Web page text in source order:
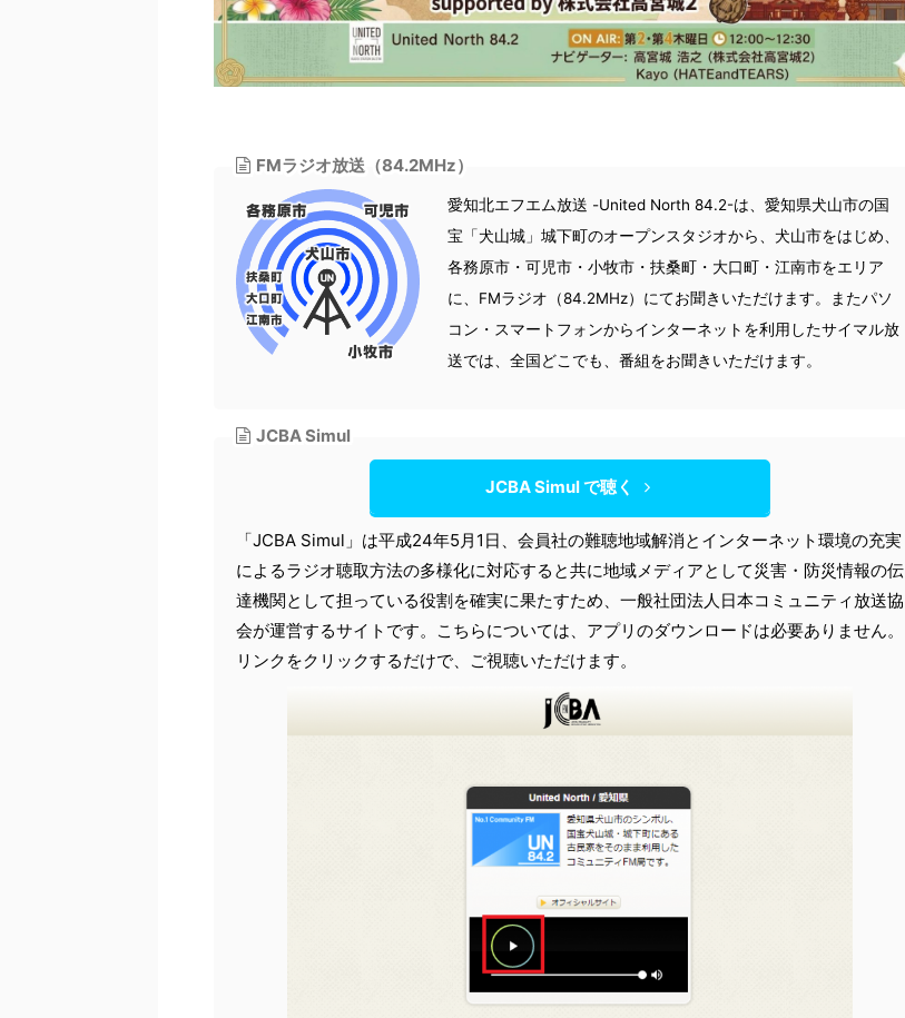
FMラジオ放送（84.2MHz）
愛知北エフエム放送 -United North 84.2-は、愛知県犬山市の国
宝「犬山城」城下町のオープンスタジオから、犬山市をはじめ、
各務原市・可児市・小牧市・扶桑町・大口町・江南市をエリア
に、FMラジオ（84.2MHz）にてお聞きいただけます。またパソ
コン・スマートフォンからインターネットを利用したサイマル放
送では、全国どこでも、番組をお聞きいただけます。
JCBA Simul
JCBA Simul で聴く
「JCBA Simul」は平成24年5月1日、会員社の難聴地域解消とインターネット環境の充実
によるラジオ聴取方法の多様化に対応すると共に地域メディアとして災害・防災情報の伝
達機関として担っている役割を確実に果たすため、一般社団法人日本コミュニティ放送協
会が運営するサイトです。こちらについては、アプリのダウンロードは必要ありません。
リンクをクリックするだけで、ご視聴いただけます。